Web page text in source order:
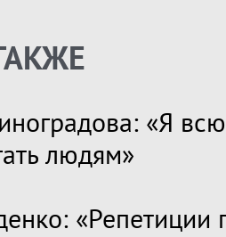
«Я
людям»
«Репетиции